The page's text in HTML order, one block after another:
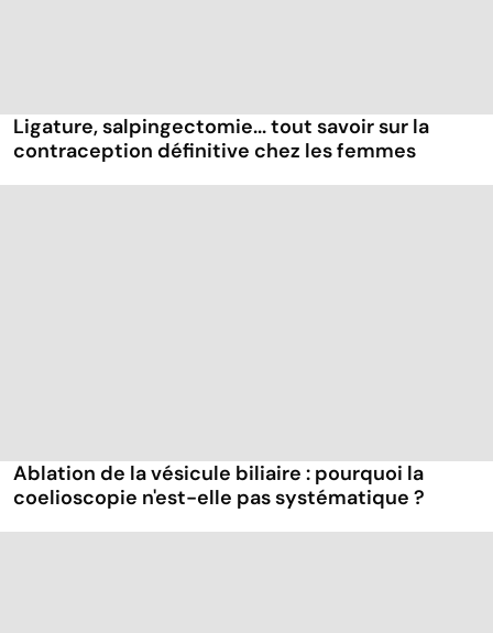
Ligature, salpingectomie... tout savoir sur la
contraception définitive chez les femmes
Ablation de la vésicule biliaire : pourquoi la
coelioscopie n'est-elle pas systématique ?